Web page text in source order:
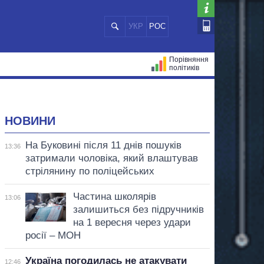
УКР РОС
Порівняння
політиків
НОВИНИ
13:36
На Буковині після 11 днів пошуків
затримали чоловіка, який влаштував
стрілянину по поліцейських
13:06
Частина школярів
залишиться без підручників
на 1 вересня через удари
росії – МОН
12:46
Україна погодилась не атакувати